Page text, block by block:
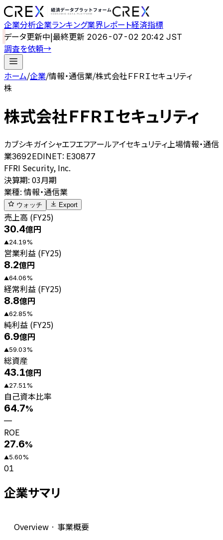
企業分析企業ランキング業界レポート経済指標
データ更新中|最終更新 2026-07-02 20:42 JST
調査を依頼→
ホーム/企業/情報・通信業/株式会社ＦＦＲＩセキュリティ
株
株式会社ＦＦＲＩセキュリティ
カブシキガイシャエフエフアールアイセキュリティ 上場情報・通信
業3692EDINET: E30877
FFRI Security, Inc.
決算期: 03月期
業種: 情報・通信業
ウォッチ Export
売上高 (FY25)
30.4億円
▲24.19%
営業利益 (FY25)
8.2億円
▲64.06%
経常利益 (FY25)
8.8億円
▲62.85%
純利益 (FY25)
6.9億円
▲59.03%
総資産
43.1億円
▲27.51 %
自己資本比率
64.7%
—
ROE
27.6%
▲5.60%
01
企業サマリ
Overview · 事業概要